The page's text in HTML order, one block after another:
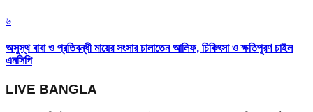
৬
অসুস্থ বাবা ও প্রতিবন্ধী মায়ের সংসার চালাতেন আলিফ, চিকিৎসা ও ক্ষতিপূরণ চাইল
এনসিপি
LIVE BANGLA